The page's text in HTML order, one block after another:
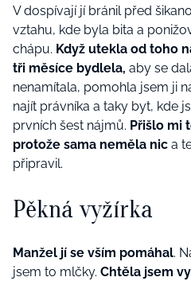
V dospívají jí bránil před
vztahu, kde byla bita a
chápu. Když utekla od toho
tři měsíce bydlela, aby se
nenamítala, pomohla jsem ji
najít právníka a taky byt, kde
prvních šest nájmů. Přišlo mi
protože sama neměla nic a
připravil.
Pěkná vyžírka
Manžel jí se vším pomáhal.
jsem to mlčky. Chtěla jsem